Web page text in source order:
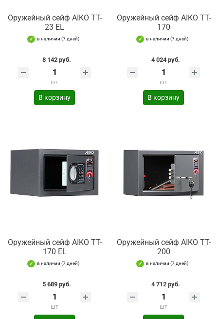
Оружейный сейф AIKO TT-
23 EL
в наличии (7 дней)
8 142 руб.
шт
В корзину
Оружейный сейф AIKO TT-
170
в наличии (7 дней)
4 024 руб.
шт
В корзину
Оружейный сейф AIKO TT-
170 EL
в наличии (7 дней)
5 689 руб.
шт
Оружейный сейф AIKO TT-
200
в наличии (7 дней)
4 712 руб.
шт